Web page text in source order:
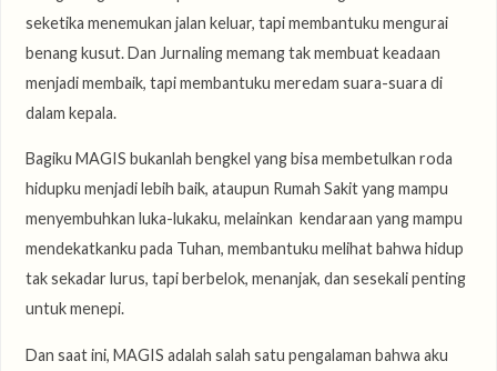
seketika menemukan jalan keluar, tapi membantuku mengurai
benang kusut. Dan Jurnaling memang tak membuat keadaan
menjadi membaik, tapi membantuku meredam suara-suara di
dalam kepala.
Bagiku MAGIS bukanlah bengkel yang bisa membetulkan roda
hidupku menjadi lebih baik, ataupun Rumah Sakit yang mampu
menyembuhkan luka-lukaku, melainkan kendaraan yang mampu
mendekatkanku pada Tuhan, membantuku melihat bahwa hidup
tak sekadar lurus, tapi berbelok, menanjak, dan sesekali penting
untuk menepi.
Dan saat ini, MAGIS adalah salah satu pengalaman bahwa aku